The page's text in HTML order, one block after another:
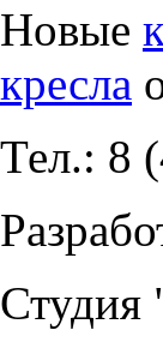
Новые
кресла
Тел.: 8
Студия